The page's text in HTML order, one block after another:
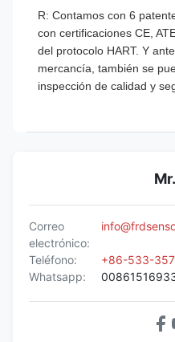
R: Contamos con 6
con certificaciones CE,
del protocolo HART. Y
mercancía, también se
inspección de calidad y
Correo
electrónico:
Teléfono:
+86-533-
Whatsapp: